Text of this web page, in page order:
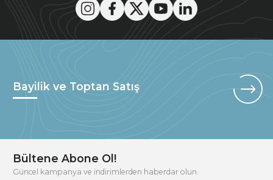
Bayilik ve Toptan Satış
Bültene Abone Ol!
Güncel kampanya ve indirimlerden haberdar olun.